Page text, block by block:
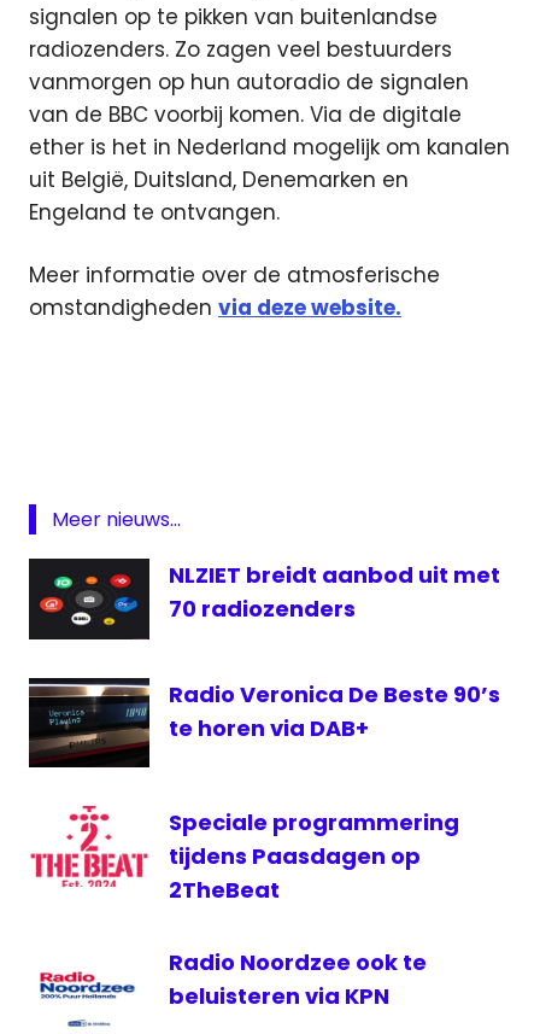
signalen op te pikken van buitenlandse
radiozenders. Zo zagen veel bestuurders
vanmorgen op hun autoradio de signalen
van de BBC voorbij komen. Via de digitale
ether is het in Nederland mogelijk om kanalen
uit België, Duitsland, Denemarken en
Engeland te ontvangen.
Meer informatie over de atmosferische
omstandigheden via deze website.
Omroep
ontvangst
Radio
Meer nieuws...
NLZIET breidt aanbod uit met
70 radiozenders
Radio Veronica De Beste 90’s
te horen via DAB+
Speciale programmering
tijdens Paasdagen op
2TheBeat
Radio Noordzee ook te
beluisteren via KPN